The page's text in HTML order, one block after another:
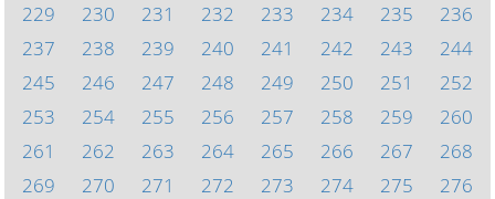
229
230 231 232 233 234 235
236
237
238 239 240 241 242 243
244
245
246 247 248 249 250 251
252
253
254 255 256 257 258 259
260
261
262 263 264 265 266 267
268
269
270 271 272 273 274 275
276